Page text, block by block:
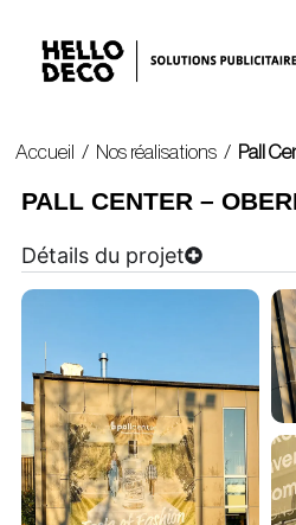
Accueil / Nos réalisations / Pall
PALL CENTER –
Détails du projet